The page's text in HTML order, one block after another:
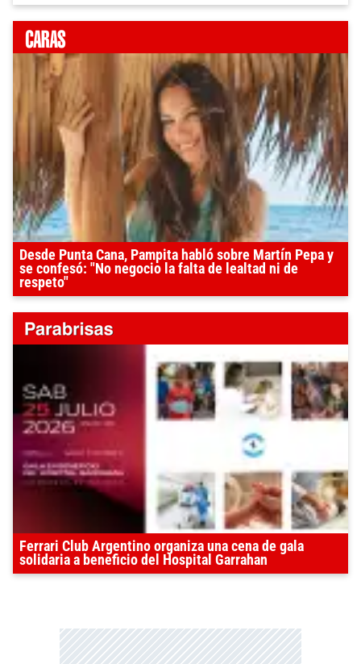
Desde Punta Cana, Pampita habló sobre Martín Pepa y
se confesó: "No negocio la falta de lealtad ni de
respeto"
Ferrari Club Argentino organiza una cena de gala
solidaria a beneficio del Hospital Garrahan